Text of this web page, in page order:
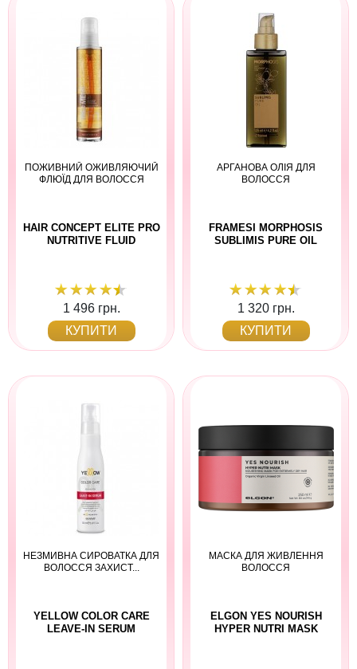
ПОЖИВНИЙ ОЖИВЛЯЮЧИЙ
ФЛЮЇД ДЛЯ ВОЛОССЯ
HAIR CONCEPT ELITE PRO
NUTRITIVE FLUID
1 496 грн.
КУПИТИ
АРГАНОВА ОЛІЯ ДЛЯ
ВОЛОССЯ
FRAMESI MORPHOSIS
SUBLIMIS PURE OIL
1 320 грн.
КУПИТИ
НЕЗМИВНА СИРОВАТКА ДЛЯ
ВОЛОССЯ ЗАХИСТ...
YELLOW COLOR CARE
LEAVE-IN SERUM
МАСКА ДЛЯ ЖИВЛЕННЯ
ВОЛОССЯ
ELGON YES NOURISH
HYPER NUTRI MASK